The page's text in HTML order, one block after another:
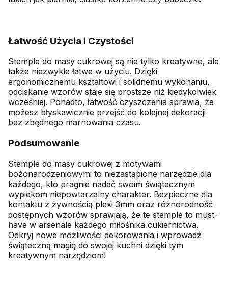
Łatwość Użycia i Czystości
Stemple do masy cukrowej są nie tylko kreatywne, ale
także niezwykle łatwe w użyciu. Dzięki
ergonomicznemu kształtowi i solidnemu wykonaniu,
odciskanie wzorów staje się prostsze niż kiedykolwiek
wcześniej. Ponadto, łatwość czyszczenia sprawia, że
możesz błyskawicznie przejść do kolejnej dekoracji
bez zbędnego marnowania czasu.
Podsumowanie
Stemple do masy cukrowej z motywami
bożonarodzeniowymi to niezastąpione narzędzie dla
każdego, kto pragnie nadać swoim świątecznym
wypiekom niepowtarzalny charakter. Bezpieczne dla
kontaktu z żywnością plexi 3mm oraz różnorodność
dostępnych wzorów sprawiają, że te stemple to must-
have w arsenale każdego miłośnika cukiernictwa.
Odkryj nowe możliwości dekorowania i wprowadź
świąteczną magię do swojej kuchni dzięki tym
kreatywnym narzędziom!